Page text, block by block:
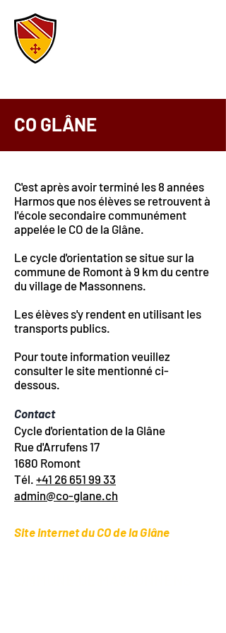
CO GLÂNE
C'est après avoir terminé les 8 années
Harmos que nos élèves se retrouvent à
l'école secondaire communément
appelée le CO de la Glâne.
Le cycle d'orientation se situe sur la
commune de Romont à 9 km du centre
du village de Massonnens.
Les élèves s'y rendent en utilisant les
transports publics.
Pour toute information veuillez
consulter le site mentionné ci-
dessous.
Contact
Cycle d'orientation de la Glâne
Rue d'Arrufens 17
1680 Romont
Tél. +41 26 651 99 33
admin@co-glane.ch
Site internet du CO de la Glâne